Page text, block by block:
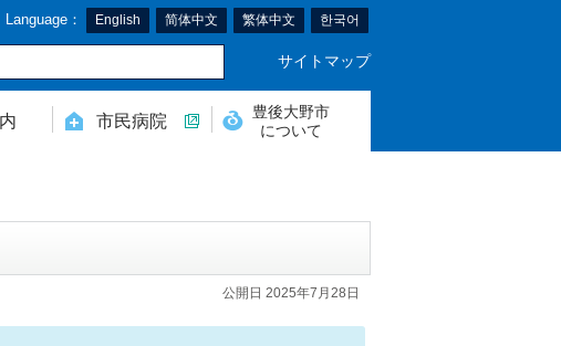
Language： English 简体中文 繁体中文 한국어
サイトマップ
市民病院
豊後大野市
について
公開日 2025年7月28日